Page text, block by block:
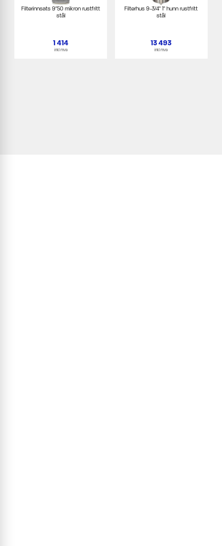
Filterinnsats 9"50 mikron rustfritt
stål
1 414
inkl mva
Filterhus 9-3/4" 1" hunn rustfritt
stål
13 493
inkl mva